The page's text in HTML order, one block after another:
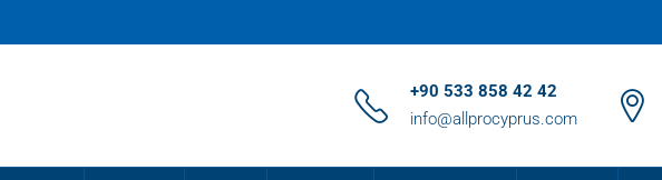
‪+90 533 858 42 42‬
info@allprocyprus.com